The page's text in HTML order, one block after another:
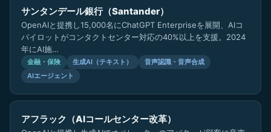
サンタンデール銀行（Santander）
OpenAIと提携し15,000名にChatGPT Enterpriseを展開、AIコ
パイロットがコンタクトセンター対応の40%以上を支援。2024
年にAI施…
金融・保険 生成AI（テキスト）
音声認識・音声合成
AIエージェント
アフラック（AIコールセンター改革）